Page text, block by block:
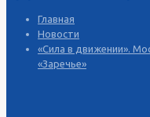
Главная
Новости
«Сила в движении».
«Заречье»